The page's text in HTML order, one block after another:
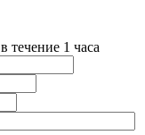
в течение 1 часа